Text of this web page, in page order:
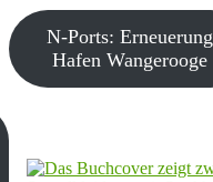
N-Ports: Erneuerung
Hafen Wangerooge